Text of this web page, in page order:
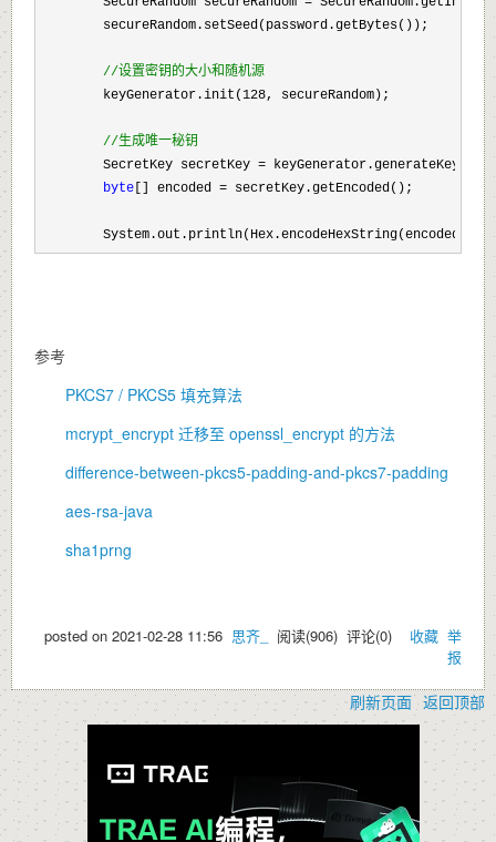
        secureRandom.setSeed(password.getBytes());
//设置密钥的大小和随机源
        keyGenerator.init(128
, secureRandom);
//生成唯一秘钥
        SecretKey secretKey =
keyGenerator.generateKey();
byte [] encoded = secretKey.getEncoded();
        System.out.println(Hex.encodeHexString(encoded));
参考
PKCS7 / PKCS5 填充算法
mcrypt_encrypt 迁移至 openssl_encrypt 的方法
difference-between-pkcs5-padding-and-pkcs7-padding
aes-rsa-java
sha1prng
posted on 2021-02-28 11:56 思齐_ 阅读(906) 评论(0) 收藏 举
报
刷新页面 返回顶部